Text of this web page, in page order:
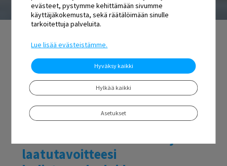
Vapauta aikaa ja saavuta
laatutavoitteesi
evästeet, pystymme kehittämään sivumme
käyttäjäkokemusta, sekä räätälöimään sinulle
tarkoitettuja palveluita.
Lue lisää evästeistämme.
Hyväksy kaikki
Hylkää kaikki
Asetukset